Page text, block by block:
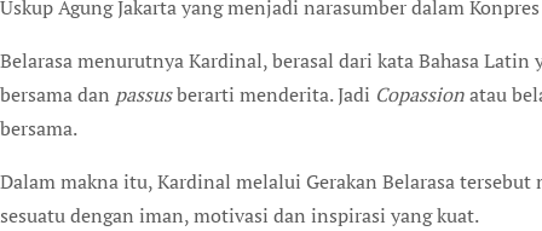
Uskup Agung Jakarta yang menjadi narasumber dalam
Belarasa menurutnya Kardinal, berasal dari kata Bahasa
bersama dan passusberarti menderita. Jadi Copassionatau
bersama.
Dalam makna itu, Kardinal melalui Gerakan Belarasa
sesuatu dengan iman, motivasi dan inspirasi yang kuat.